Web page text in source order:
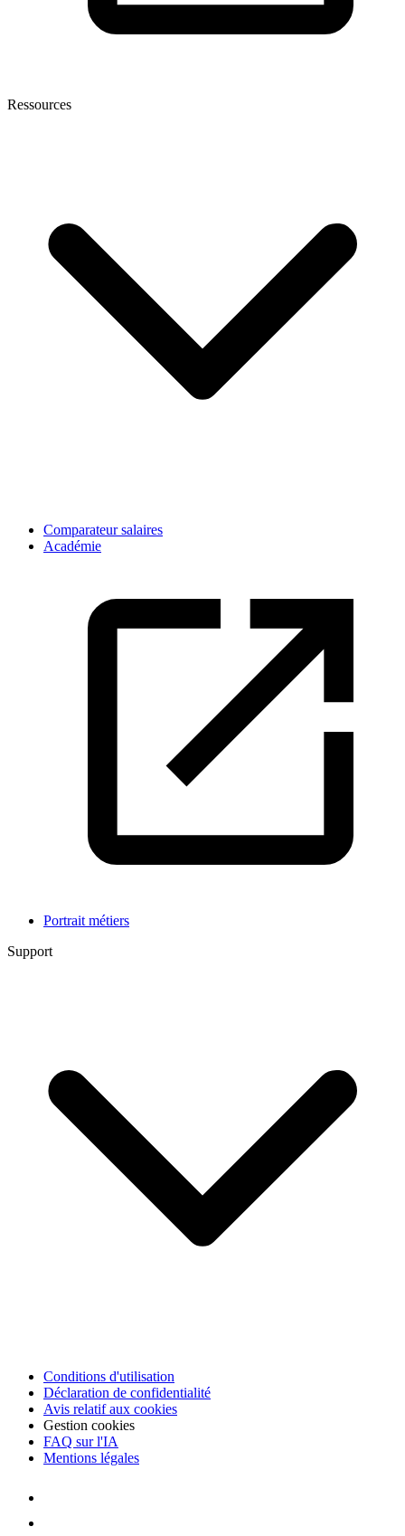
Ressources
Comparateur salaires
Académie
Portrait métiers
Support
Conditions d'utilisation
Déclaration de confidentialité
Avis relatif aux cookies
Gestion cookies
FAQ sur l'IA
Mentions légales